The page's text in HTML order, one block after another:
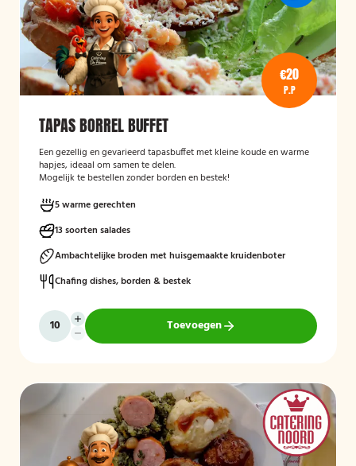
€20
P.P
TAPAS BORREL BUFFET
Een gezellig en gevarieerd tapasbuffet met kleine koude en warme
hapjes, ideaal om samen te delen.
Mogelijk te bestellen zonder borden en bestek!
5 warme gerechten
13 soorten salades
Ambachtelijke broden met huisgemaakte kruidenboter
Chafing dishes, borden & bestek
Toevoegen